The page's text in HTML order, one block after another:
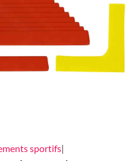
sportifs